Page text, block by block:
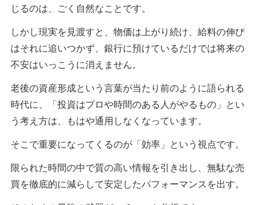
じるのは、ごく自然なことです。
しかし現実を見渡すと、物価は上がり続け、給料の伸び
はそれに追いつかず、銀行に預けているだけでは将来の
不安はいっこうに消えません。
老後の資産形成という言葉が当たり前のように語られる
時代に、「投資はプロや時間のある人がやるもの」とい
う考え方は、もはや通用しなくなっています。
そこで重要になってくるのが「効率」という視点です。
限られた時間の中で質の高い情報を引き出し、無駄な売
買を徹底的に減らして安定したパフォーマンスを出す。